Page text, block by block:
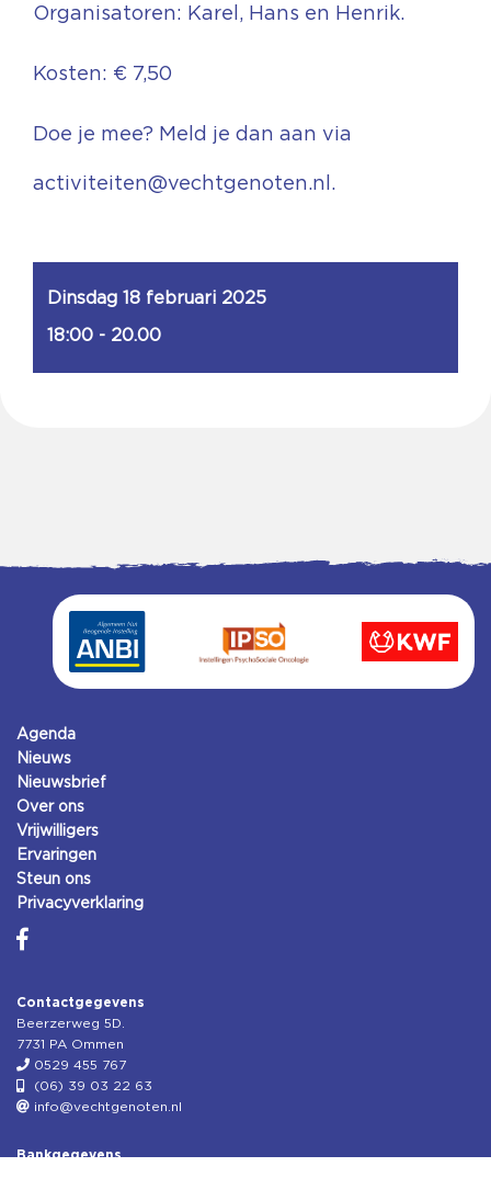
Organisatoren: Karel, Hans en Henrik.
Kosten: € 7,50
Doe je mee? Meld je dan aan via
activiteiten@vechtgenoten.nl .
Dinsdag 18 februari 2025
18:00 - 20.00
Agenda
Nieuws
Nieuwsbrief
Over ons
Vrijwilligers
Ervaringen
Steun ons
Privacyverklaring
Contactgegevens
Beerzerweg 5D.
7731 PA Ommen
0529 455 767
(06) 39 03 22 63
info@vechtgenoten.nl
Bankgegevens